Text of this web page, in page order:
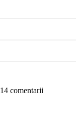
14 comentarii